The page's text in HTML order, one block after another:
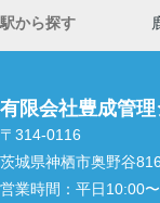
駅から探す
有限会社豊成管
〒314-0116
茨城県神栖市奥野谷
営業時間： 平日10:00